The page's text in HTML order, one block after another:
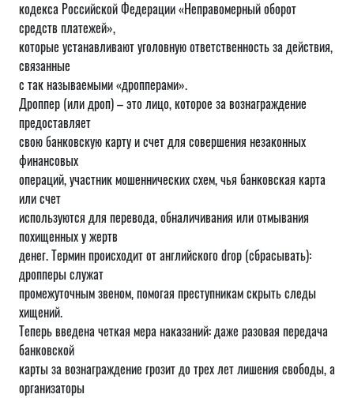
кодекса Российской Федерации «Неправомерный оборот
средств платежей»,
которые устанавливают уголовную ответственность за действия,
связанные
с так называемыми «дропперами».
Дроппер (или дроп) – это лицо, которое за вознаграждение
предоставляет
свою банковскую карту и счет для совершения незаконных
финансовых
операций, участник мошеннических схем, чья банковская карта
или счет
используются для перевода, обналичивания или отмывания
похищенных у жертв
денег. Термин происходит от английского drop (сбрасывать):
дропперы служат
промежуточным звеном, помогая преступникам скрыть следы
хищений.
Теперь введена четкая мера наказаний: даже разовая передача
банковской
карты за вознаграждение грозит до трех лет лишения свободы, а
организаторы